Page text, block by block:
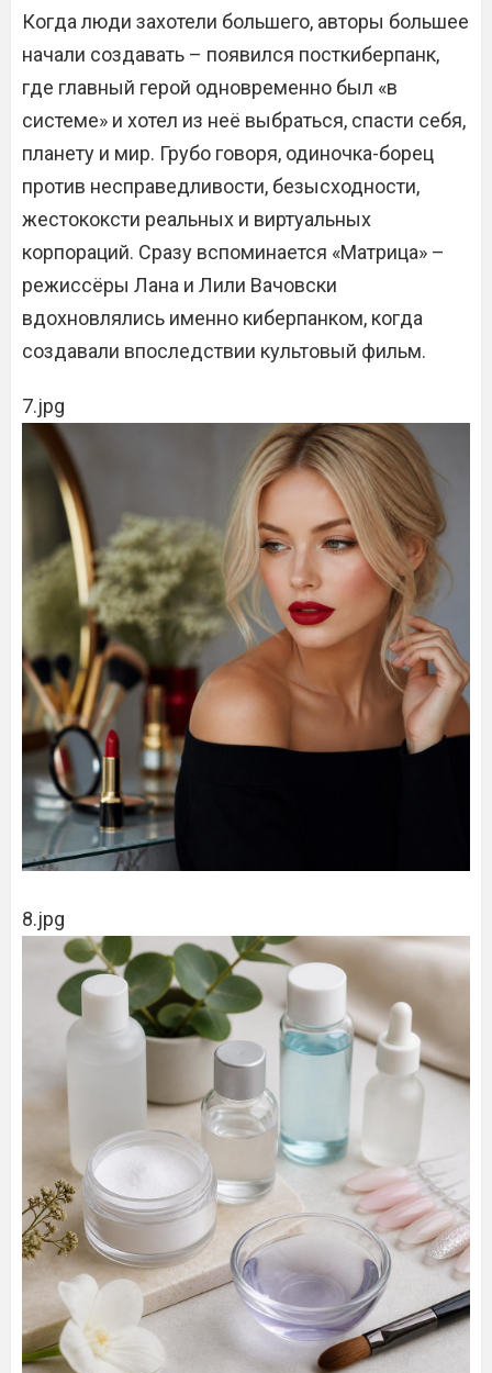
Когда люди захотели большего, авторы большее
начали создавать – появился посткиберпанк,
где главный герой одновременно был «в
системе» и хотел из неё выбраться, спасти себя,
планету и мир. Грубо говоря, одиночка-борец
против несправедливости, безысходности,
жестококсти реальных и виртуальных
корпораций. Сразу вспоминается «Матрица» –
режиссёры Лана и Лили Вачовски
вдохновлялись именно киберпанком, когда
создавали впоследствии культовый фильм.
7.jpg
8.jpg